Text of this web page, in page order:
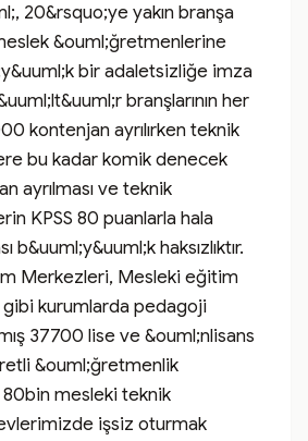
20&rsquo;ye yakın branşa
&ouml;ğretmenlerine
bir adaletsizliğe imza
branşlarının her
kontenjan ayrılırken teknik
bu kadar komik denecek
ayrılması ve teknik
KPSS 80 puanlarla hala
b&uuml;y&uuml;k haksızlıktır.
Merkezleri, Mesleki eğitim
kurumlarda pedagoji
37700 lise ve &ouml;nlisans
&ouml;ğretmenlik
80bin mesleki teknik
işsiz oturmak